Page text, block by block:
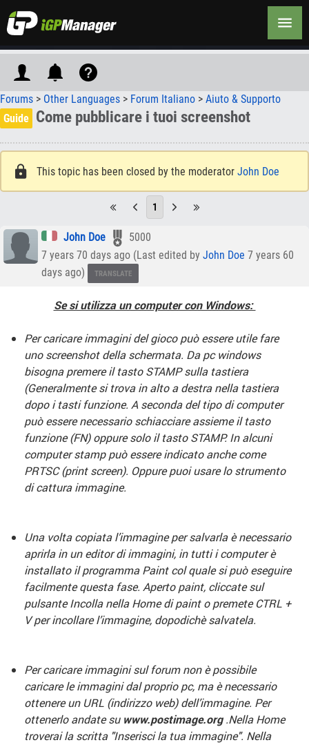
Forums > Other Languages > Forum Italiano > Aiuto & Supporto
Guide Come pubblicare i tuoi screenshot
This topic has been closed by the moderator John Doe
1
John Doe
5000
7 years 70 days ago (Last edited by John Doe 7 years 60
days ago)
TRANSLATE
Se si utilizza un computer con Windows:
Per caricare immagini del gioco può essere utile fare
uno screenshot della schermata. Da pc windows
bisogna premere il tasto STAMP sulla tastiera
(Generalmente si trova in alto a destra nella tastiera
dopo i tasti funzione. A seconda del tipo di computer
può essere necessario schiacciare assieme il tasto
funzione (FN) oppure solo il tasto STAMP. In alcuni
computer stamp può essere indicato anche come
PRTSC (print screen). Oppure puoi usare lo strumento
di cattura immagine.
Una volta copiata l’immagine per salvarla è necessario
aprirla in un editor di immagini, in tutti i computer è
installato il programma Paint col quale si può eseguire
facilmente questa fase. Aperto paint, cliccate sul
pulsante Incolla nella Home di paint o premete CTRL +
V per incollare l’immagine, dopodichè salvatela.
Per caricare immagini sul forum non è possibile
caricare le immagini dal proprio pc, ma è necessario
ottenere un URL (indirizzo web) dell’immagine. Per
ottenerlo andate su www.postimage.org.Nella Home
troverai la scritta "Inserisci la tua immagine". Nella